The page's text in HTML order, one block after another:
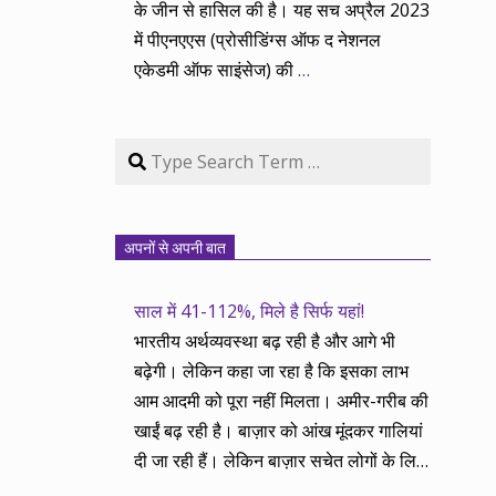
के जीन से हासिल की है। यह सच अप्रैल 2023
में पीएनएएस (प्रोसीडिंग्स ऑफ द नेशनल
एकेडमी ऑफ साइंसेज) की…
Search
अपनों से अपनी बात
साल में 41-112%, मिले है सिर्फ यहां!
भारतीय अर्थव्यवस्था बढ़ रही है और आगे भी
बढ़ेगी। लेकिन कहा जा रहा है कि इसका लाभ
आम आदमी को पूरा नहीं मिलता। अमीर-गरीब की
खाईं बढ़ रही है। बाज़ार को आंख मूंदकर गालियां
दी जा रही हैं। लेकिन बाज़ार सचेत लोगों के लिए